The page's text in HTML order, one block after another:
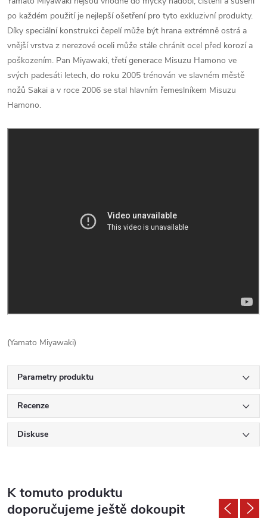
po každém použití je nejlepší ošetření pro tyto exkluzivní produkty.
Díky speciální konstrukci čepelí může být hrana extrémně ostrá a
vnější vrstva z nerezové oceli může stále chránit ocel před korozí a
poškozením. Pan Miyawaki, třetí generace Misuzu Hamono ve
svých padesáti letech, do roku 2005 trénován ve slavném městě
nožů Sakai a v roce 2006 se stal hlavním řemeslníkem Misuzu
Hamono.
(Yamato Miyawaki)
Parametry produktu
Recenze
Diskuse
K tomuto produktu
doporučujeme ještě dokoupit